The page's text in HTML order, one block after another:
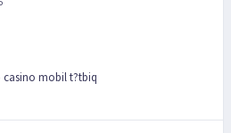
casino mobil t?tbiq